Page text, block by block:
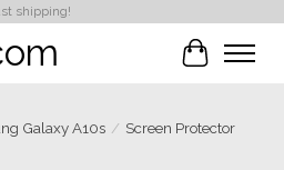
shipping!
Galaxy A10s / Screen Protector